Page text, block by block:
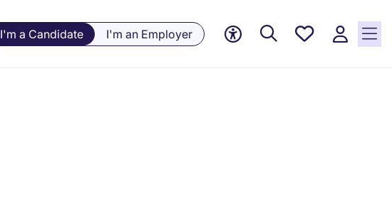
I'm a Candidate I'm an Employer
Saved